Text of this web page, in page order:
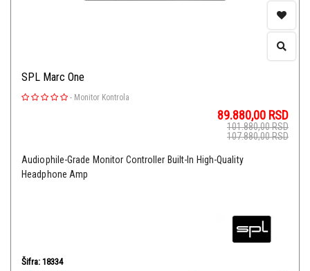
SPL Marc One
- Monitor Kontrola
89.880,00 RSD
101.880,00RSD
107.880,00RSD
Audiophile-Grade Monitor Controller Built-In High-Quality
Headphone Amp
Šifra: 18334